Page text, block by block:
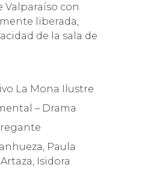
Valparaíso con
liberada,
de la sala de
La Mona Ilustre
– Drama
Paula
Isidora